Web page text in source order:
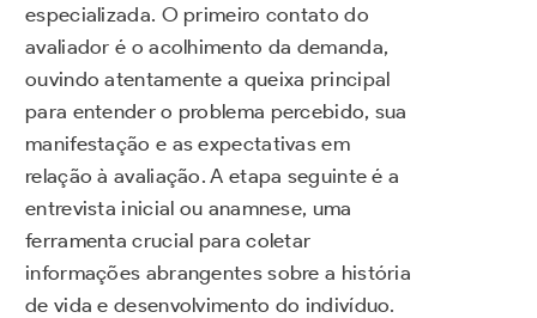
especializada. O primeiro contato do
avaliador é o acolhimento da demanda,
ouvindo atentamente a queixa principal
para entender o problema percebido, sua
manifestação e as expectativas em
relação à avaliação. A etapa seguinte é a
entrevista inicial ou anamnese, uma
ferramenta crucial para coletar
informações abrangentes sobre a história
de vida e desenvolvimento do indivíduo.